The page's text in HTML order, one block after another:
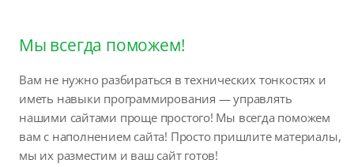
Мы всегда поможем!
Вам не нужно разбираться в технических тонкостях и
иметь навыки программирования — управлять
нашими сайтами проще простого! Мы всегда поможем
вам с наполнением сайта! Просто пришлите материалы,
мы их разместим и ваш сайт готов!